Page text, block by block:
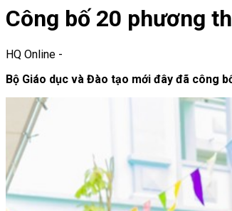
Công bố 20 phương
HQ Online -
Bộ Giáo dục và Đào tạo mới đây đã công